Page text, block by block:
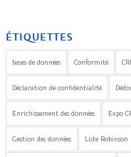
ÉTIQUETTES
bases de données Conformité
Déclaration de confidentialité
Enrichissement des données Expo
Gestion des données Liste Robinson